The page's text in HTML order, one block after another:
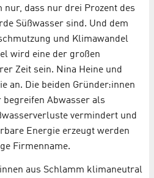
nur, dass nur drei Prozent des
Süßwasser sind. Und dem
und Klimawandel
wird eine der großen
Zeit sein. Nina Heine und
an. Die beiden Gründer:innen
begreifen Abwasser als
vermindert und
Energie erzeugt werden
Firmenname.
aus Schlamm klimaneutral